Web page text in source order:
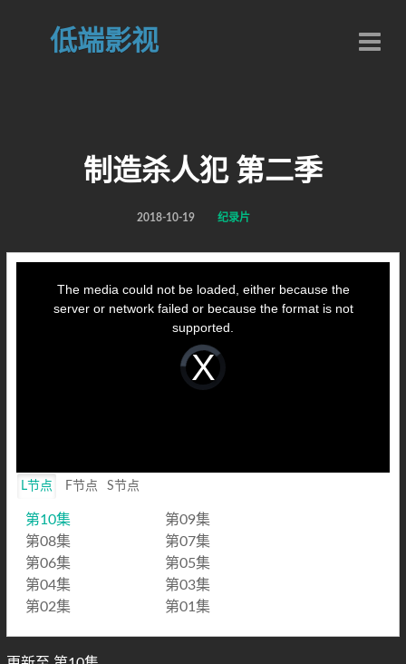
低端影视
制造杀人犯 第二季
2018-10-19 纪录片
Video
Player
loading.
The media could not be loaded, either because the
server or network failed or because the format is not
supported.
L节点 F节点 S节点
第10集
第09集
第08集
第07集
第06集
第05集
第04集
第03集
第02集
第01集